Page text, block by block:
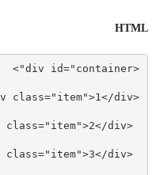
HTML
<div id="container">